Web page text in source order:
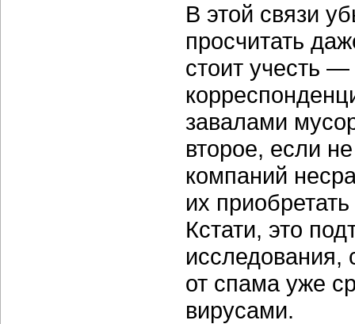
В этой связи
просчитать
стоит учесть
завалами
второе, если
компаний
их
Кстати, это
исследования,
от спама уже
вирусами.